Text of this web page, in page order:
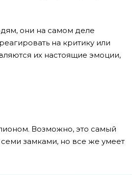
они на самом деле
на критику или
их настоящие эмоции,
Возможно, это самый
замками, но все же умеет